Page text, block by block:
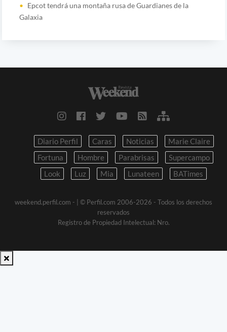
Epcot tendrá una montaña rusa de Guardianes de la
Galaxia
Diario Perfil Caras Noticias
Marie Claire
Fortuna
Hombre Parabrisas
Supercampo
Look
Luz Mia Lunateen BATimes
weekend.perfil.com -
| © Perfil.com 2006-2026 - Todos los derechos
reservados
Registro de Propiedad Intelectual: Nro.